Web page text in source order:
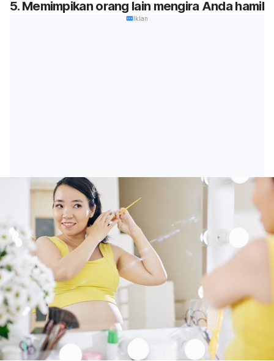
5. Memimpikan orang lain mengira Anda hamil
Iklan